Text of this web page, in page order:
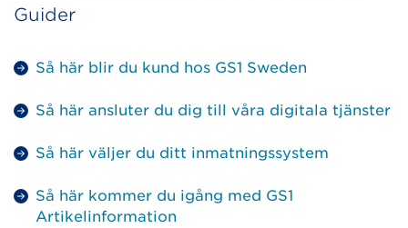
Guider
Så här blir du kund hos GS1 Sweden
Så här ansluter du dig till våra digitala tjänster
Så här väljer du ditt inmatningssystem
Så här kommer du igång med GS1
Artikelinformation